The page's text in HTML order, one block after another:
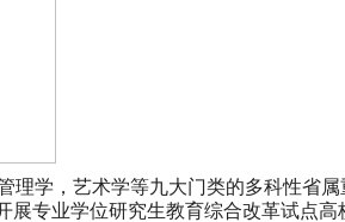
学，艺术学等九大门类的多科性省属
专业学位研究生教育综合改革试点高